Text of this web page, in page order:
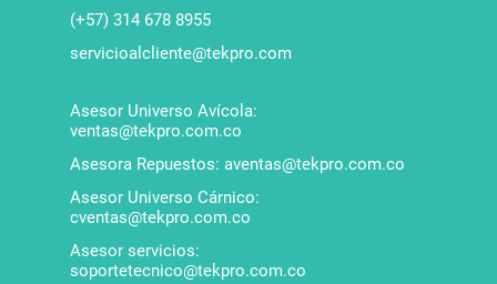
(+57) 314 678 8955
servicioalcliente@tekpro.com
Asesor Universo Avícola:
ventas@tekpro.com.co
Asesora Repuestos: aventas@tekpro.com.co
Asesor Universo Cárnico:
cventas@tekpro.com.co
Asesor servicios:
soportetecnico@tekpro.com.co